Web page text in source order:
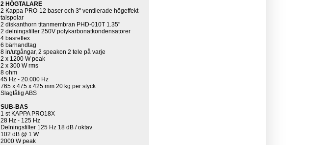
2 HÖGTALARE
2 Kappa PRO-12 baser och 3" ventilerade högeffekt-
talspolar
2 diskanthorn titanmembran PHD-010T 1.35"
2 delningsfilter 250V polykarbonatkondensatorer
4 basreflex
6 bärhandtag
8 in/utgångar, 2 speakon 2 tele på varje
2 x 1200 W peak
2 x 300 W rms
8 ohm
45 Hz - 20.000 Hz
765 x 475 x 425 mm 20 kg per styck
Slagtålig ABS
SUB-BAS
1 st KAPPA PRO18X
28 Hz - 125 Hz
Delningsfilter 125 Hz 18 dB / oktav
102 dB @ 1 W
2000 W peak